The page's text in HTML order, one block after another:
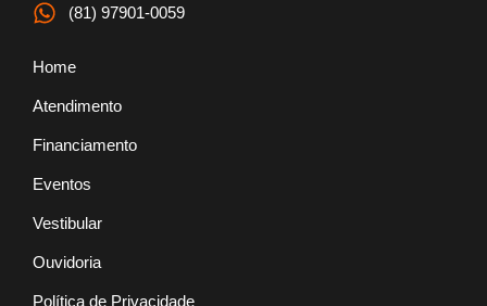
f
(81) 97901-0059
Home
Atendimento
Financiamento
Eventos
Vestibular
Ouvidoria
Política de Privacidade